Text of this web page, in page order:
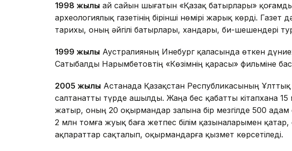
1998 жылы ай сайын шығатын «Қазақ батырлары»
археологиялық газетінің бірінші нөмірі жарық көрді. Газет
тарихы, оның әйгілі батырлары, хандары, би-шешендері
1999 жылы Аустралияның Инебург қаласында өткен
Сатыбалды Нарымбетовтің «Көзімнің қарасы» фильміне бас
2005 жылы Астанада Қазақстан Республикасының
салтанатты түрде ашылды. Жаңа бес қабатты кітапхана
жатыр, оның 20 оқырмандар залына бір мезгілде 500 адам
2 млн томға жуық баға жетпес білім қазыналарымен
ақпараттар сақталып, оқырмандарға қызмет көрсетіледі.